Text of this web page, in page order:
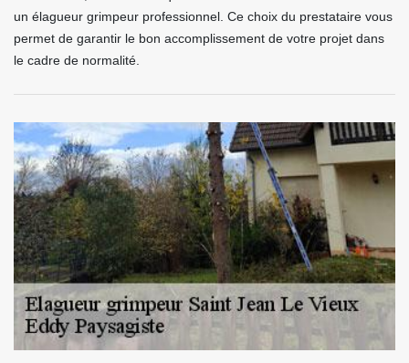
un élagueur grimpeur professionnel. Ce choix du prestataire vous
permet de garantir le bon accomplissement de votre projet dans
le cadre de normalité.